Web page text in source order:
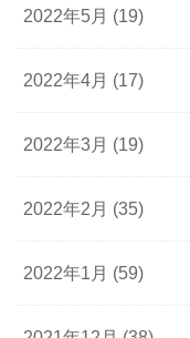
2022年5月 (19)
2022年4月 (17)
2022年3月 (19)
2022年2月 (35)
2022年1月 (59)